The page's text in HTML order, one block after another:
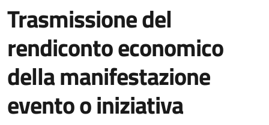
Trasmissione del
rendiconto economico
della manifestazione
evento o iniziativa